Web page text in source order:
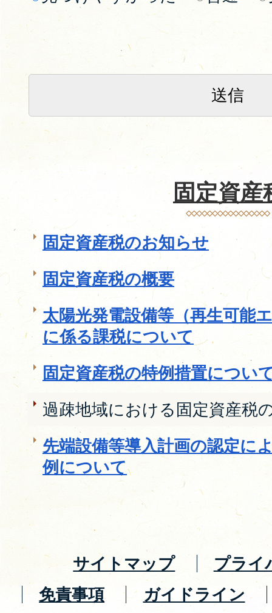
固定資産
固定資産税のお知らせ
固定資産税の概要
太陽光発電設備等（再生可能
に係る課税について
固定資産税の特例措置につい
過疎地域における固定資産税
先端設備等導入計画の認定に
例について
サイトマップ
プライ
免責事項
ガイドライン